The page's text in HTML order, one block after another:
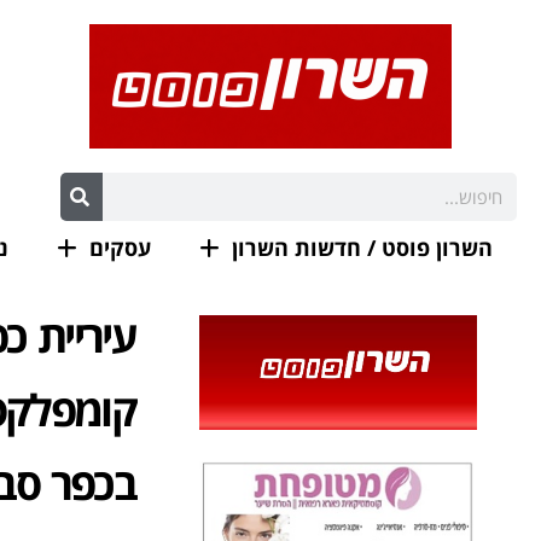
השרון פוסט / חדשות השרון עסקים
עיריית
בכפר